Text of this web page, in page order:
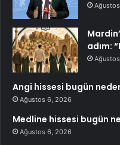
adım:
Angi hissesi bugün
Ağustos 6, 2026
Medline hissesi bugün
Ağustos 6, 2026